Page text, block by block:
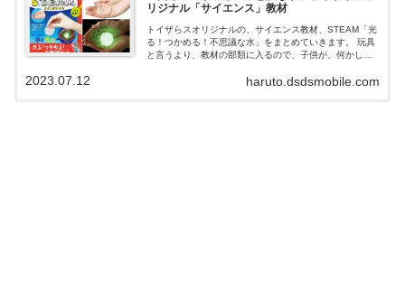
リジナル「サイエンス」教材
トイザらスオリジナルの、サイエンス教材、STEAM「光
る！つかめる！不思議な水」をまとめていきます。 玩具
と言うより、教材の部類に入るので、子供が、何かしら
も、難しいことは何も無いので、お勧めの教材です。
haruto.dsdsmobile.com
2023.07.12